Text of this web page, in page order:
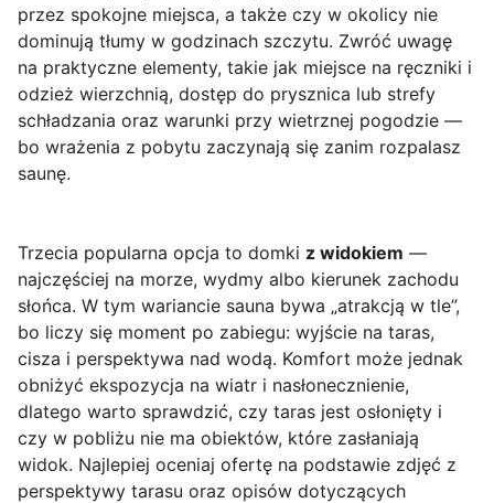
przez spokojne miejsca, a także czy w okolicy nie
dominują tłumy w godzinach szczytu. Zwróć uwagę
na praktyczne elementy, takie jak miejsce na ręczniki i
odzież wierzchnią, dostęp do prysznica lub strefy
schładzania oraz warunki przy wietrznej pogodzie —
bo wrażenia z pobytu zaczynają się zanim rozpalasz
saunę.
Trzecia popularna opcja to domki z widokiem —
najczęściej na morze, wydmy albo kierunek zachodu
słońca. W tym wariancie sauna bywa „atrakcją w tle”,
bo liczy się moment po zabiegu: wyjście na taras,
cisza i perspektywa nad wodą. Komfort może jednak
obniżyć ekspozycja na wiatr i nasłonecznienie,
dlatego warto sprawdzić, czy taras jest osłonięty i
czy w pobliżu nie ma obiektów, które zasłaniają
widok. Najlepiej oceniaj ofertę na podstawie zdjęć z
perspektywy tarasu oraz opisów dotyczących